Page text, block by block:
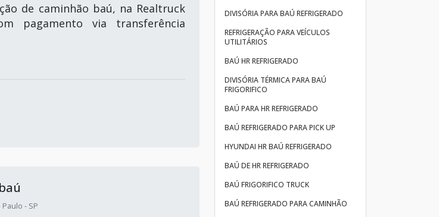
de caminhão baú, na Realtruck
pagamento via transferência
- SP
DIVISÓRIA PARA BAÚ REFRIGERADO
REFRIGERAÇÃO PARA VEÍCULOS
UTILITÁRIOS
BAÚ HR REFRIGERADO
DIVISÓRIA TÉRMICA PARA BAÚ
FRIGORIFICO
BAÚ PARA HR REFRIGERADO
BAÚ REFRIGERADO PARA PICK UP
HYUNDAI HR BAÚ REFRIGERADO
BAÚ DE HR REFRIGERADO
BAÚ FRIGORIFICO TRUCK
BAÚ REFRIGERADO PARA CAMINHÃO